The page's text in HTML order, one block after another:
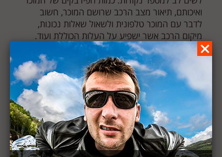
ואיכותם, תיאור מצב הרכב שרושם המוכר, חשוב
לדבר עם המוכר טלפונית ולשאול שאלות נכונות,
מיקום הרכב אשר ישפיע על העלות הכוללת ועוד.
אז עכשיו שאתם יודעים את כל זה אפשר לפנות אלינו
ולהגשים חלום :) –צור קשר
עושה לך חשק? צור עמנו קשר להגשמת
החלום